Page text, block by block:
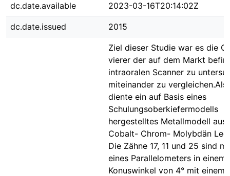
dc.date.available 2023-03-16T20:14:02Z
dc.date.issued 2015
Ziel dieser Studie war es die
vierer der auf dem Markt
intraoralen Scanner zu
miteinander zu
diente ein auf Basis eines
Schulungsoberkiefermodells
hergestelltes Metallmodell aus
Cobalt- Chrom- Molybdän
Die Zähne 17, 11 und 25 sind
eines Parallelometers in einem
Konuswinkel von 4° mit einem